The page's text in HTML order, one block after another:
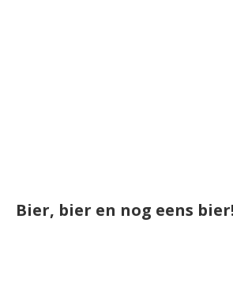
Bier, bier en nog eens bier!